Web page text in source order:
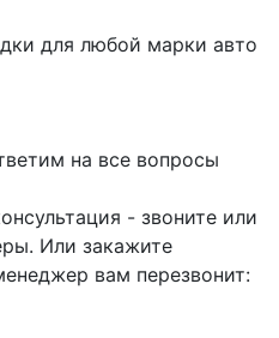
для любой марки авто
на все вопросы
- звоните или
Или закажите
вам перезвонит: